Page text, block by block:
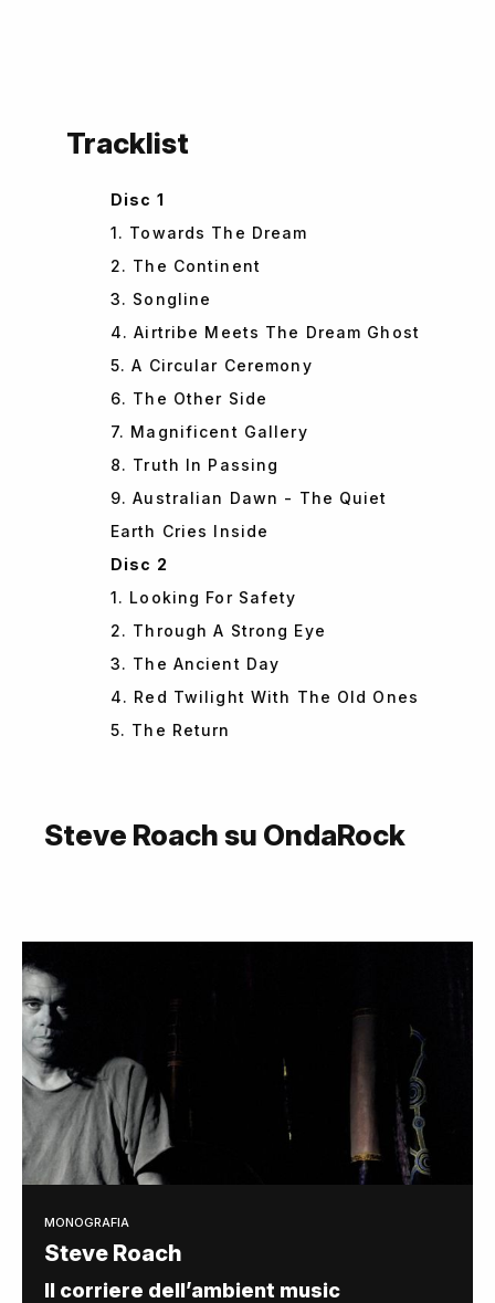
Tracklist
Disc 1
1. Towards The Dream
2. The Continent
3. Songline
4. Airtribe Meets The Dream Ghost
5. A Circular Ceremony
6. The Other Side
7. Magnificent Gallery
8. Truth In Passing
9. Australian Dawn - The Quiet
Earth Cries Inside
Disc 2
1. Looking For Safety
2. Through A Strong Eye
3. The Ancient Day
4. Red Twilight With The Old Ones
5. The Return
Steve Roach su OndaRock
MONOGRAFIA
Steve Roach
Il corriere dell’ambient music